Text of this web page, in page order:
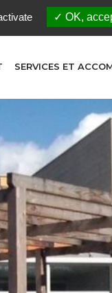
SERVICES ET
OK,